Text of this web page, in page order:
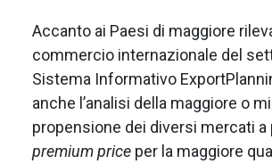
Accanto ai Paesi di maggiore
commercio internazionale del
Sistema Informativo
anche l’analisi della maggiore o
propensione dei diversi mercati a
premium price per la maggiore